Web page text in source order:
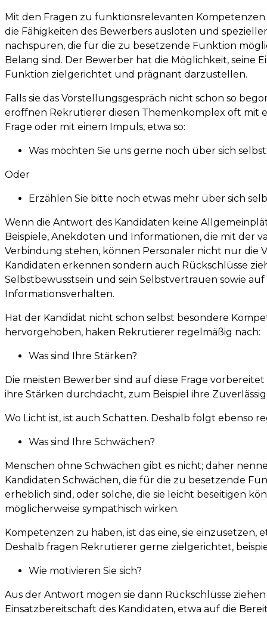
Mit den Fragen zu funktionsrelevanten
die Fähigkeiten des Bewerbers ausloten und
nachspüren, die für die zu besetzende Funktion
Belang sind. Der Bewerber hat die Möglichkeit, seine
Funktion zielgerichtet und prägnant darzustellen.
Falls sie das Vorstellungsgespräch nicht schon so
eröffnen Rekrutierer diesen Themenkomplex oft mit
Frage oder mit einem Impuls, etwa so:
Was möchten Sie uns gerne noch über sich
Oder
Erzählen Sie bitte noch etwas mehr über sich
Wenn die Antwort des Kandidaten keine
Beispiele, Anekdoten und Informationen, die mit der
Verbindung stehen, können Personaler nicht nur die
Kandidaten erkennen sondern auch Rückschlüsse
Selbstbewusst­sein und sein Selbstvertrauen sowie auf
Informationsverhalten.
Hat der Kandidat nicht schon selbst besondere
hervorgehoben, haken Rekrutierer regelmäßig nach:
Was sind Ihre Stärken?
Die meisten Bewerber sind auf diese Frage
ihre Stärken durchdacht, zum Beispiel ihre
Wo Licht ist, ist auch Schatten. Deshalb folgt ebenso
Was sind Ihre Schwächen?
Menschen ohne Schwächen gibt es nicht; daher
Kandidaten Schwächen, die für die zu besetzende
erheblich sind, oder solche, die sie leicht beseitigen
möglicherweise sympathisch wirken.
Kompetenzen zu haben, ist das eine, sie einzusetzen,
Deshalb fragen Rekrutierer gerne zielgerichtet,
Wie motivieren Sie sich?
Aus der Antwort mögen sie dann Rückschlüsse
Einsatzbereitschaft des Kandidaten, etwa auf die